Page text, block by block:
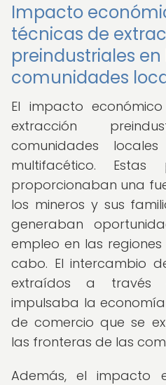
Impacto
técnicas de
preindustriales en
comunidades
El impacto
extracción
comunidades
multifacético.
proporcionaban una
los mineros y sus
generaban
empleo en las
cabo. El intercambio
extraídos a través
impulsaba la
de comercio que se
las fronteras de las
Además, el impacto